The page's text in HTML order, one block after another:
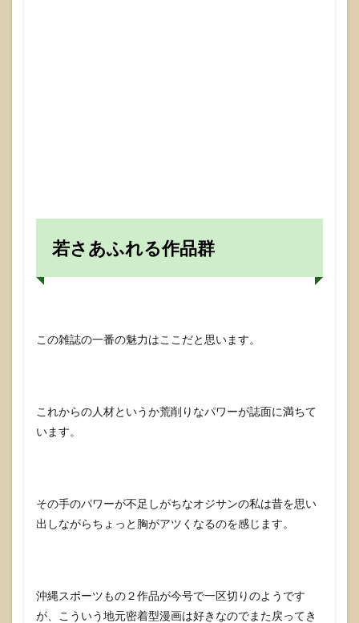
若さあふれる作品群
この雑誌の一番の魅力はここだと思います。
これからの人材というか荒削りなパワーが誌面に満ちて
います。
その手のパワーが不足しがちなオジサンの私は昔を思い
出しながらちょっと胸がアツくなるのを感じます。
沖縄スポーツもの２作品が今号で一区切りのようです
が、こういう地元密着型漫画は好きなのでまた戻ってき